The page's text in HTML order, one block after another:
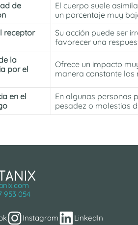
de
El cuerpo suele
un porcentaje muy
receptor
Su acción puede ser
favorecer una
la
por el
Ofrece un impacto
manera constante los
en el
En algunas personas
pesadez o molestias
953 054
Instagram LinkedIn